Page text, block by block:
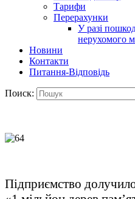
Тарифи
Перерахунки
У разі
нерухомого
Новини
Контакти
Питання-Відповідь
Поиск:
Підприємство